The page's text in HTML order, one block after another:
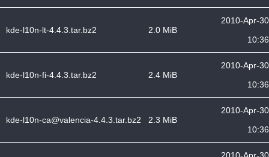
kde-l10n-lt-4.4.3.tar.bz2 2.0 MiB
2010-Apr-30
10:36
kde-l10n-fi-4.4.3.tar.bz2 2.4 MiB
2010-Apr-30
10:36
kde-l10n-ca@valencia-4.4.3.tar.bz2 2.3 MiB
2010-Apr-30
10:36